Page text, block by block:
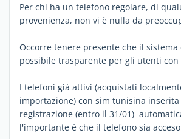
Per chi ha un telefono regolare, di
provenienza, non vi è nulla da
Occorre tenere presente che il
possibile trasparente per gli utenti
I telefoni già attivi (acquistati
importazione) con sim tunisina
registrazione (entro il 31/01)
l'importante è che il telefono sia